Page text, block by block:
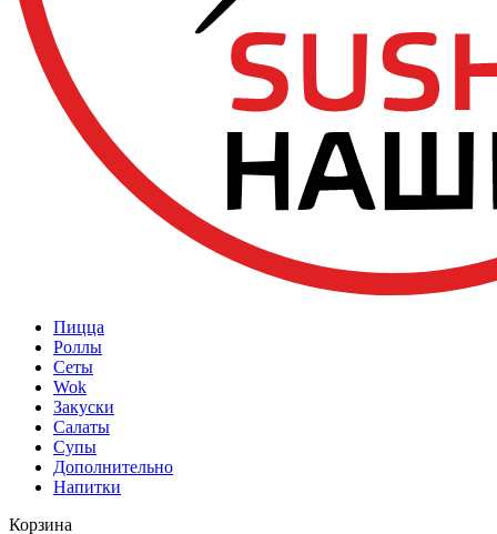
Пицца
Роллы
Сеты
Wok
Закуски
Салаты
Супы
Дополнительно
Напитки
Корзина